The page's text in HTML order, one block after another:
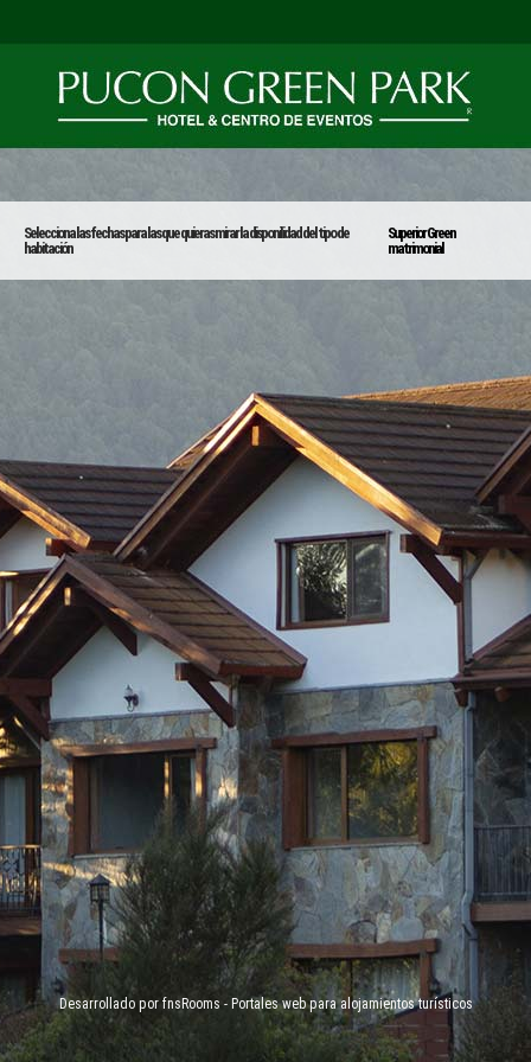
Selecciona las fechas para las que quieras mirar la disponilidad del tipo de
habitación
Superior Green
matrimonial
Desarrollado por fnsRooms - Portales web para alojamientos turísticos